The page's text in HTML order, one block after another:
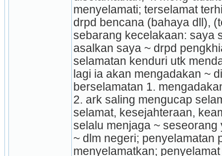
menyelamati; terselamat
drpd bencana (bahaya dll),
sebarang kecelakaan: saya
asalkan saya ~ drpd
selamatan kenduri utk
lagi ia akan mengadakan ~
berselamatan 1.
2. ark saling mengucap
selamat, kesejah­teraan,
selalu menjaga ~
~ dlm negeri; penyelamatan
me­nye­­lamatkan;